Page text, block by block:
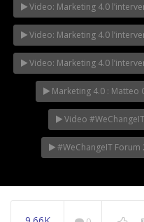
Video: Marketing 4.0
Video: Marketing 4.0
Video: Marketing 4.0
Marketing 4.0 : Matteo
Video
#WeChangeIT